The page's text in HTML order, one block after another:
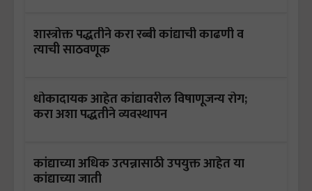
शास्त्रोक्त पद्धतीने करा रब्बी कांद्याची काढणी व
त्याची साठवणूक
धोकादायक आहेत कांद्यावरील विषाणूजन्य रोग;
करा अशा पद्धतीने व्यवस्थापन
कांद्याच्या अधिक उत्पन्नासाठी उपयुक्त आहेत या
कांद्याच्या जाती